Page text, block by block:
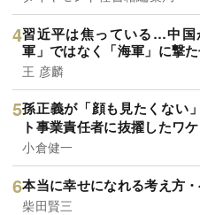
習近平は焦っている…中国
軍」ではなく「海軍」に撃
王 彦麟
孫正義が「顔も見たくない
ト事業責任者に抜擢したワケ
小倉健一
本当に幸せになれる考え方
柴田賢三